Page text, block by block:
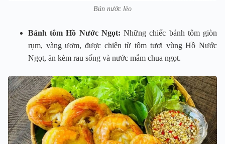
Bún nước lèo
Bánh tôm Hồ Nước Ngọt: Những chiếc bánh tôm giòn
rụm, vàng ươm, được chiên từ tôm tươi vùng Hồ Nước
Ngọt, ăn kèm rau sống và nước mắm chua ngọt.